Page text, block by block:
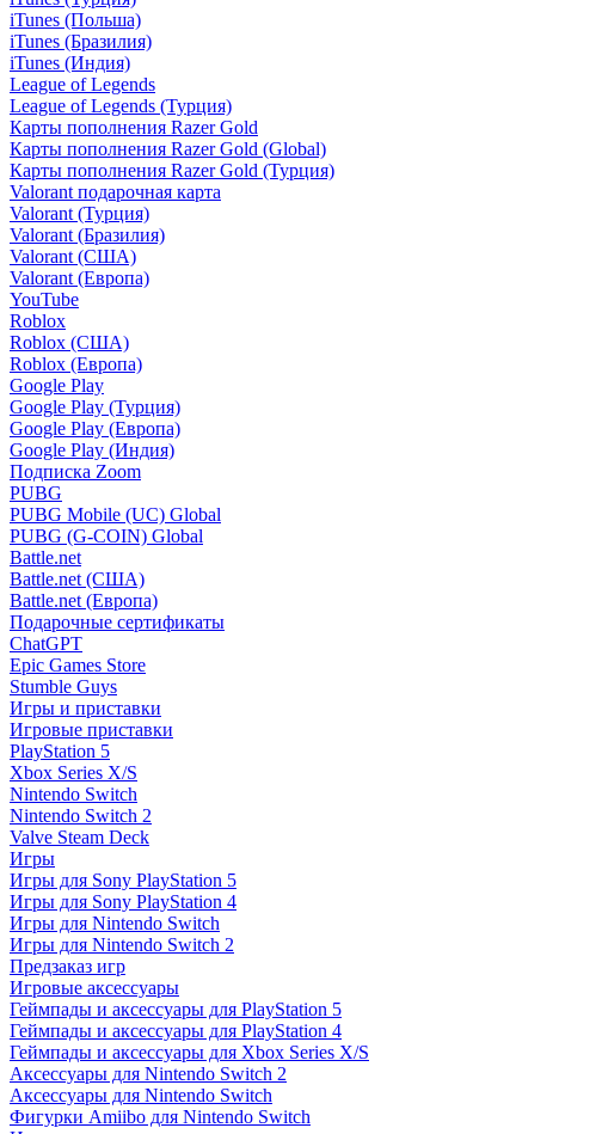
iTunes (Польша)
iTunes (Бразилия)
iTunes (Индия)
League of Legends
League of Legends (Турция)
Карты пополнения Razer Gold
Карты пополнения Razer Gold (Global)
Карты пополнения Razer Gold (Турция)
Valorant подарочная карта
Valorant (Турция)
Valorant (Бразилия)
Valorant (США)
Valorant (Европа)
YouTube
Roblox
Roblox (США)
Roblox (Европа)
Google Play
Google Play (Турция)
Google Play (Европа)
Google Play (Индия)
Подписка Zoom
PUBG
PUBG Mobile (UC) Global
PUBG (G-COIN) Global
Battle.net
Battle.net (США)
Battle.net (Европа)
Подарочные сертификаты
ChatGPT
Epic Games Store
Stumble Guys
Игры и приставки
Игровые приставки
PlayStation 5
Xbox Series X/S
Nintendo Switch
Nintendo Switch 2
Valve Steam Deck
Игры
Игры для Sony PlayStation 5
Игры для Sony PlayStation 4
Игры для Nintendo Switch
Игры для Nintendo Switch 2
Предзаказ игр
Игровые аксессуары
Геймпады и аксессуары для PlayStation 5
Геймпады и аксессуары для PlayStation 4
Геймпады и аксессуары для Xbox Series X/S
Аксессуары для Nintendo Switch 2
Аксессуары для Nintendo Switch
Фигурки Amiibo для Nintendo Switch